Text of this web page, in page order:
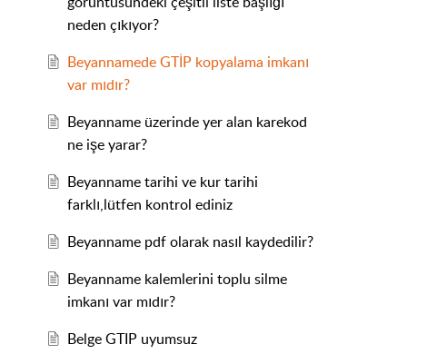
neden çıkıyor?
Beyannamede GTİP kopyalama imkanı
var mıdır?
Beyanname üzerinde yer alan karekod
ne işe yarar?
Beyanname tarihi ve kur tarihi
farklı,lütfen kontrol ediniz
Beyanname pdf olarak nasıl kaydedilir?
Beyanname kalemlerini toplu silme
imkanı var mıdır?
Belge GTIP uyumsuz